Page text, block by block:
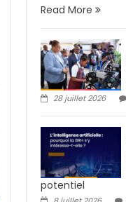
Read More
28 juillet 2026
potentiel